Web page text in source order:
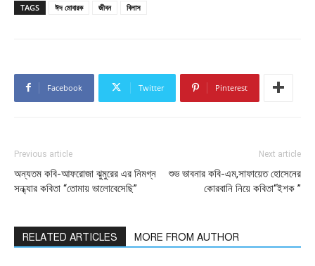
TAGS ঈদ মোবারক জীবন বিলাস
Facebook Twitter Pinterest
Previous article
অন্যতম কবি-আফরোজা ঝুমুরের এর নিমগ্ন
সন্ধ্যার কবিতা “তোমায় ভালোবেসেছি”
Next article
শুভ ভাবনার কবি-এম,সাফায়েত হোসেনের
কোরবানি নিয়ে কবিতা“ইশক ”
RELATED ARTICLES MORE FROM AUTHOR